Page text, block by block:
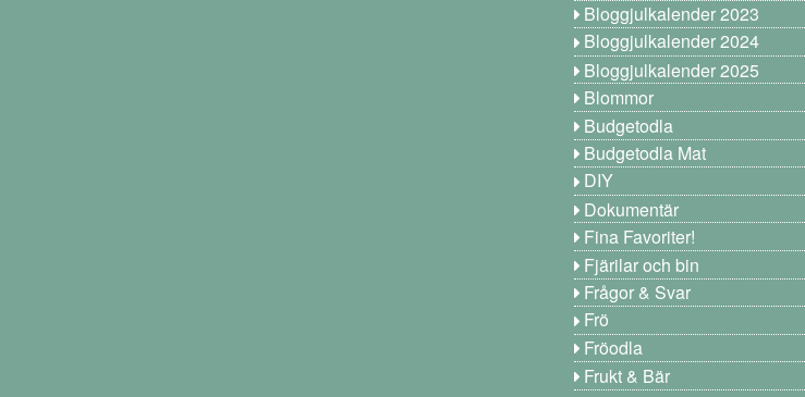
Bloggjulkalender 2023
Bloggjulkalender 2024
Bloggjulkalender 2025
Blommor
Budgetodla
Budgetodla Mat
DIY
Dokumentär
Fina Favoriter!
Fjärilar och bin
Frågor & Svar
Frö
Fröodla
Frukt & Bär